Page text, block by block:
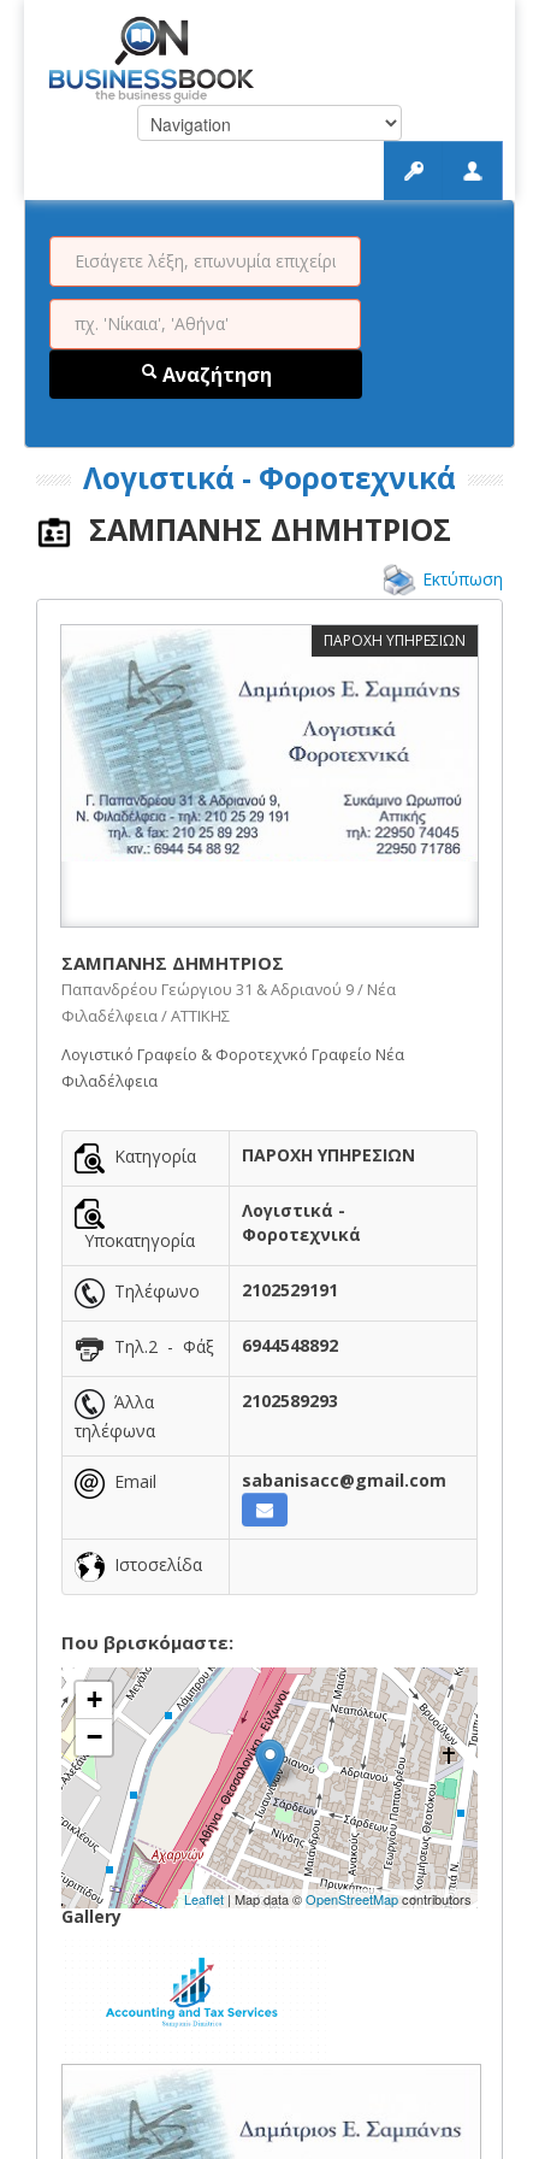
Αναζήτηση
Λογιστικά - Φοροτεχνικά
ΣΑΜΠΑΝΗΣ ΔΗΜΗΤΡΙΟΣ
Εκτύπωση
ΠΑΡΟΧΗ ΥΠΗΡΕΣΙΩΝ
ΣΑΜΠΑΝΗΣ ΔΗΜΗΤΡΙΟΣ
Παπανδρέου Γεώργιου 31 & Αδριανού 9 / Νέα
Φιλαδέλφεια / ΑΤΤΙΚΗΣ
Λογιστικό Γραφείο & Φοροτεχνκό Γραφείο Νέα
Φιλαδέλφεια
Κατηγορία ΠΑΡΟΧΗ ΥΠΗΡΕΣΙΩΝ
Υποκατηγορία
Λογιστικά -
Φοροτεχνικά
Τηλέφωνο 2102529191
Τηλ.2 - Φάξ 6944548892
Άλλα
τηλέφωνα
2102589293
Email sabanisacc@gmail.com
Ιστοσελίδα
Που βρισκόμαστε:
+
−
Leaflet | Map data ©OpenStreetMapcontributors
Gallery